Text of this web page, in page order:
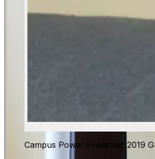
Campus Power Presenter 2019